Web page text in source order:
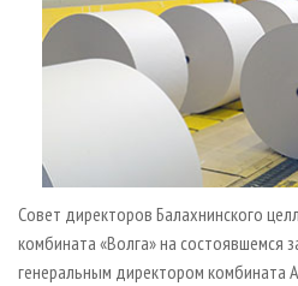
ЦБП
ИНСТРУМЕНТ И МАТЕРИАЛЫ
ГАЗЕТА ЛЕСПРОМФОРУМ
БИБЛИОТЕКА СПЕЦИАЛИСТА
Совет директоров Балахнинского
комбината «Волга» на состоявшемся
генеральным директором комбината